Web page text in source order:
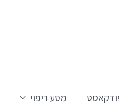
מסע ריפוי